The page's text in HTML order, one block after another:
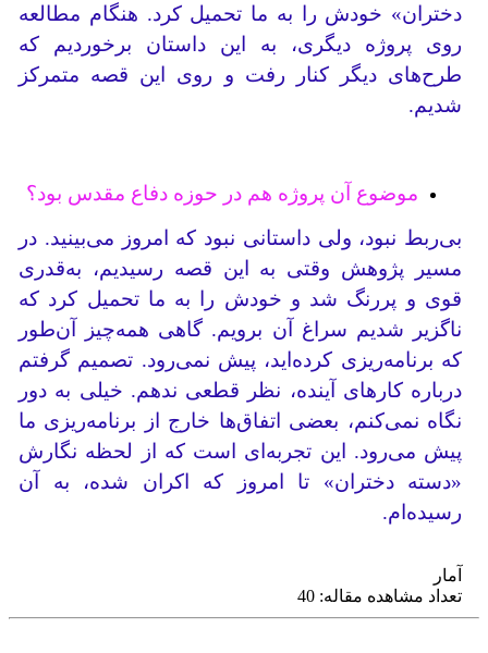
دختران» خودش را به ما تحمیل کرد. هنگام مطالعه
روی پروژه دیگری، به این داستان برخوردیم که
طرح‌های دیگر کنار رفت و روی این قصه متمرکز
شدیم.
موضوع آن پروژه‌ هم در حوزه دفاع مقدس بود؟
بی‌ربط نبود، ولی داستانی نبود که امروز می‌بینید. در
مسیر پژوهش وقتی به این قصه رسیدیم، به‌قدری
قوی و پررنگ شد و خودش را به ما تحمیل کرد که
ناگزیر شدیم سراغ آن برویم. گاهی همه‌چیز آن‌طور
که برنامه‌ریزی کرده‌اید، پیش نمی‌رود. تصمیم گرفتم
درباره کارهای آینده، نظر قطعی ندهم. خیلی به دور
نگاه نمی‌کنم، بعضی اتفاق‌ها خارج از برنامه‌ریزی ما
پیش می‌رود. این تجربه‌ای است که از لحظه نگارش
«دسته دختران» تا امروز که اکران شده، به آن
رسیده‌ام.
آمار
تعداد مشاهده مقاله: 40